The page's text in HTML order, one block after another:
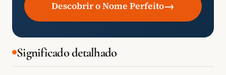
Descobrir o Nome Perfeito→
Significado detalhado